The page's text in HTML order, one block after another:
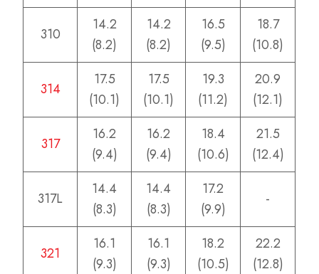
310
14.2
(8.2)
14.2
(8.2)
16.5
(9.5)
18.7
(10.8)
314
17.5
(10.1)
17.5
(10.1)
19.3
(11.2)
20.9
(12.1)
317
16.2
(9.4)
16.2
(9.4)
18.4
(10.6)
21.5
(12.4)
317L
14.4
(8.3)
14.4
(8.3)
17.2
(9.9)
-
321
16.1
(9.3)
16.1
(9.3)
18.2
(10.5)
22.2
(12.8)